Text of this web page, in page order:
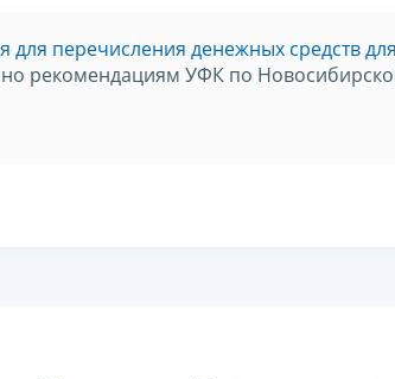
перечисления денежных средств для
рекомендациям УФК по